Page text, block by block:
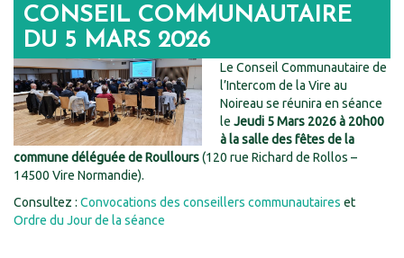
CONSEIL COMMUNAUTAIRE
DU 5 MARS 2026
Le Conseil Communautaire de
l’Intercom de la Vire au
Noireau se réunira en séance
le Jeudi 5 Mars 2026 à 20h00
à la salle des fêtes de la
commune déléguée de Roullours(120 rue Richard de Rollos –
14500 Vire Normandie).
Consultez : Convocations des conseillers communautaires et
Ordre du Jour de la séance